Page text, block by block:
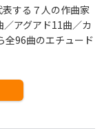
する７人の作曲家
／アグアド11曲／カ
全96曲のエチュード